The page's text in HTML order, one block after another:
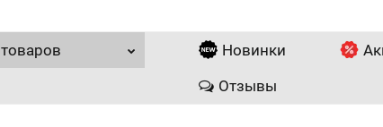
товаров Новинки
Отзывы